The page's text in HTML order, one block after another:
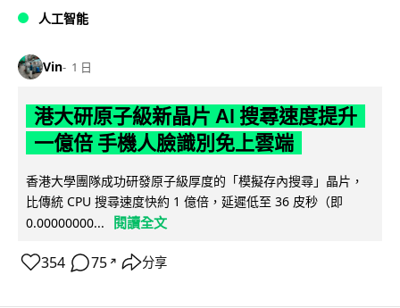
人工智能
Vin 1 日
港大研原子級新晶片 AI 搜尋速度提升
一億倍 手機人臉識別免上雲端
香港大學團隊成功研發原子級厚度的「模擬存內搜尋」晶片，
比傳統 CPU 搜尋速度快約 1 億倍，延遲低至 36 皮秒（即
0.00000000...
閱讀全文
354 75 ↗ 分享